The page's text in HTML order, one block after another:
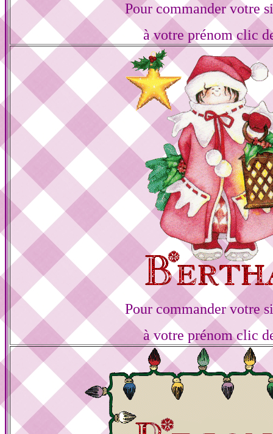
Pour commander votre
à votre prénom clic
Pour commander votre
à votre prénom clic